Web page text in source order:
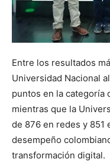
Entre los resultados
Universidad Nacional
puntos en la categoría
mientras que la
de 876 en redes y 851
desempeño
transformación digital.